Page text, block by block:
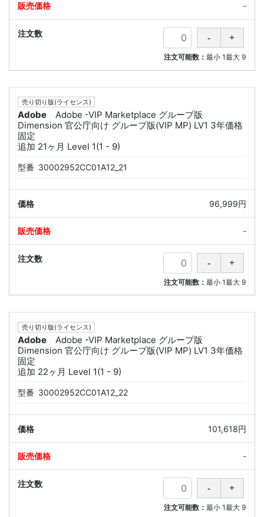
-
注文可能数：最小 1最大 9
売り切り版(ライセンス)
Adobe
Adobe -VIP Marketplace グループ版
Dimension 官公庁向け グループ版(VIP MP) LV1 3年価格
固定
追加 21ヶ月 Level 1(1 - 9)
型番 30002952CC01A12_21
96,999円
-
注文可能数：最小 1最大 9
売り切り版(ライセンス)
Adobe
Adobe -VIP Marketplace グループ版
Dimension 官公庁向け グループ版(VIP MP) LV1 3年価格
固定
追加 22ヶ月 Level 1(1 - 9)
型番 30002952CC01A12_22
101,618円
-
注文可能数：最小 1最大 9